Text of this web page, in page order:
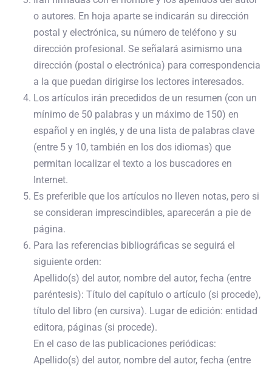
o autores. En hoja aparte se indicarán su dirección
postal y electrónica, su número de teléfono y su
dirección profesional. Se señalará asimismo una
dirección (postal o electrónica) para correspondencia
a la que puedan dirigirse los lectores interesados.
Los artículos irán precedidos de un resumen (con un
mínimo de 50 palabras y un máximo de 150) en
español y en inglés, y de una lista de palabras clave
(entre 5 y 10, también en los dos idiomas) que
permitan localizar el texto a los buscadores en
Internet.
Es preferible que los artículos no lleven notas, pero si
se consideran imprescindibles, aparecerán a pie de
página.
Para las referencias bibliográficas se seguirá el
siguiente orden:
Apellido(s) del autor, nombre del autor, fecha (entre
paréntesis): Título del capítulo o artículo (si procede),
título del libro (en cursiva). Lugar de edición: entidad
editora, páginas (si procede).
En el caso de las publicaciones periódicas:
Apellido(s) del autor, nombre del autor, fecha (entre